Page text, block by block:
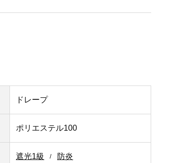
ドレープ
ポリエステル100
遮光1級 防炎